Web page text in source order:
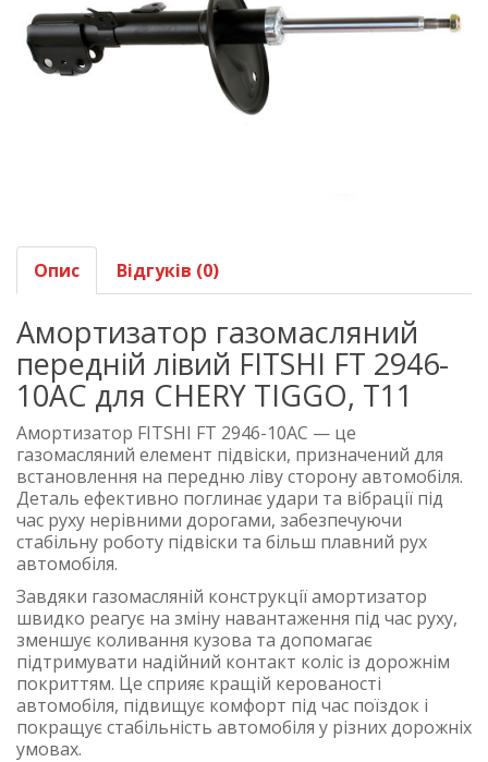
Опис Відгуків (0)
Амортизатор газомасляний
передній лівий FITSHI FT 2946-
10AC для CHERY TIGGO, T11
Амортизатор FITSHI FT 2946-10AC — це
газомасляний елемент підвіски, призначений для
встановлення на передню ліву сторону автомобіля.
Деталь ефективно поглинає удари та вібрації під
час руху нерівними дорогами, забезпечуючи
стабільну роботу підвіски та більш плавний рух
автомобіля.
Завдяки газомасляній конструкції амортизатор
швидко реагує на зміну навантаження під час руху,
зменшує коливання кузова та допомагає
підтримувати надійний контакт коліс із дорожнім
покриттям. Це сприяє кращій керованості
автомобіля, підвищує комфорт під час поїздок і
покращує стабільність автомобіля у різних дорожніх
умовах.